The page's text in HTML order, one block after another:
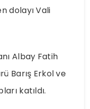
dolayı Vali
Albay Fatih
Barış Erkol ve
katıldı.